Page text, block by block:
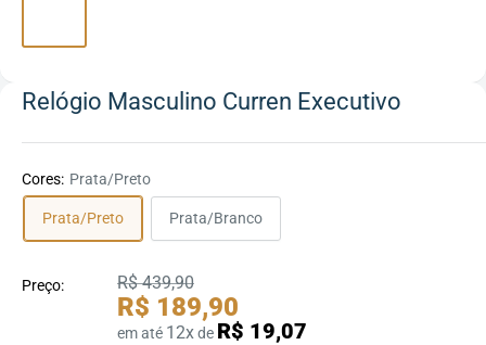
Relógio Masculino Curren Executivo
Cores: Prata/Preto
Prata/Preto Prata/Branco
Preço: R$ 439,90
R$ 189,90
em até 12xde R$ 19,07